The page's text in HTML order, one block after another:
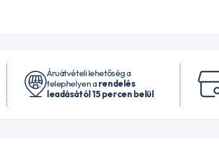
Áruátvételi lehetőség a
telephelyen arendelés
leadásától 15 percen belül